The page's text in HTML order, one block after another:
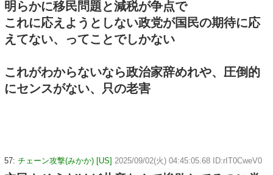
明らかに移民問題と減税が争点で
これに応えようとしない政党が国民の期待に応
えてない、ってことでしかない
これがわからないなら政治家辞めれや、圧倒的
にセンスがない、只の老害
57: チェーン攻撃(みかか) [US] 2025/09/02(火) 04:45:05.68 ID:rIT0CweV0